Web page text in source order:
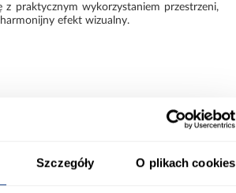
Szczegóły O plikach cookies
z praktycznym wykorzystaniem przestrzeni,
efekt wizualny.
Informacje o